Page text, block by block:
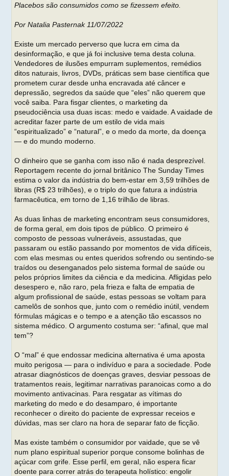
Placebos são consumidos como se fizessem efeito.
Por Natalia Pasternak 11/07/2022
Existe um mercado perverso que lucra em cima da
desinformação, e que já foi inclusive tema desta coluna.
Vendedores de ilusões empurram suplementos, remédios
ditos naturais, livros, DVDs, práticas sem base científica que
prometem curar desde unha encravada até câncer e
depressão, segredos da saúde que “eles” não querem que
você saiba. Para fisgar clientes, o marketing da
pseudociência usa duas iscas: medo e vaidade. A vaidade de
acreditar fazer parte de um estilo de vida mais
“espiritualizado” e “natural”, e o medo da morte, da doença
— e do mundo moderno.
O dinheiro que se ganha com isso não é nada desprezível.
Reportagem recente do jornal britânico The Sunday Times
estima o valor da indústria do bem-estar em 3,59 trilhões de
libras (R$ 23 trilhões), e o triplo do que fatura a indústria
farmacêutica, em torno de 1,16 trilhão de libras.
As duas linhas de marketing encontram seus consumidores,
de forma geral, em dois tipos de público. O primeiro é
composto de pessoas vulneráveis, assustadas, que
passaram ou estão passando por momentos de vida difíceis,
com elas mesmas ou entes queridos sofrendo ou sentindo-se
traídos ou desenganados pelo sistema formal de saúde ou
pelos próprios limites da ciência e da medicina. Afligidas pelo
desespero e, não raro, pela frieza e falta de empatia de
algum profissional de saúde, estas pessoas se voltam para
camelôs de sonhos que, junto com o remédio inútil, vendem
fórmulas mágicas e o tempo e a atenção tão escassos no
sistema médico. O argumento costuma ser: “afinal, que mal
tem”?
O “mal” é que endossar medicina alternativa é uma aposta
muito perigosa — para o indivíduo e para a sociedade. Pode
atrasar diagnósticos de doenças graves, desviar pessoas de
tratamentos reais, legitimar narrativas paranoicas como a do
movimento antivacinas. Para resgatar as vítimas do
marketing do medo e do desamparo, é importante
reconhecer o direito do paciente de expressar receios e
dúvidas, mas ser claro na hora de separar fato de ficção.
Mas existe também o consumidor por vaidade, que se vê
num plano espiritual superior porque consome bolinhas de
açúcar com grife. Esse perfil, em geral, não espera ficar
doente para correr atrás do terapeuta holístico: engolir